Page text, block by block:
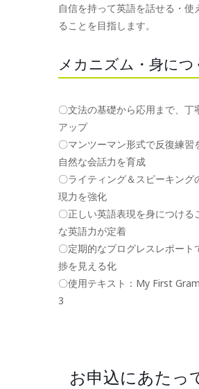
自信を持って英語を話せる・使
ることを目指します。
メカニズム・身につ
〇文法の基礎から応用まで、丁
アップ
〇マンツーマン形式で反復練習
自然な会話力を育成
〇ライティング＆スピーキング
現力を強化
〇正しい英語表現を身につける
な英語力が定着
〇定期的なプログレスレポート
捗を見える化
〇使用テキスト：My First
3
お申込にあたっ